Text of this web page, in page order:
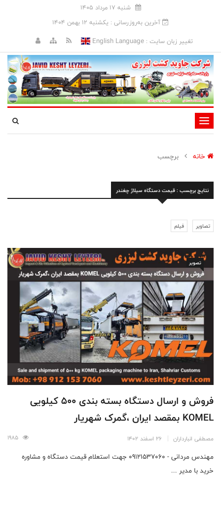
شنبه 17 مرداد 1405
آخرین به‌روزرسانی : يکشنبه 12 بهمن 1404
تغییر زبان سایت :English Language
تغییر
وضعیت
ناوبری
خانه برچسب
نتایج برچسب : قیمت دستگاه سیلاژ چغندر
تصاویر فیلم
تصویر
فروش و ارسال دستگاه بسته بندی 500 کیلویی
KOMEL بمقصد ایران ،‌گمرک شهریار
مصطفی انبارداران 26 اسفند 1402
مهندس مردانی - 09121537060 جهت استعلام قیمت دستگاه و مشاوره
خرید با مدیر ...